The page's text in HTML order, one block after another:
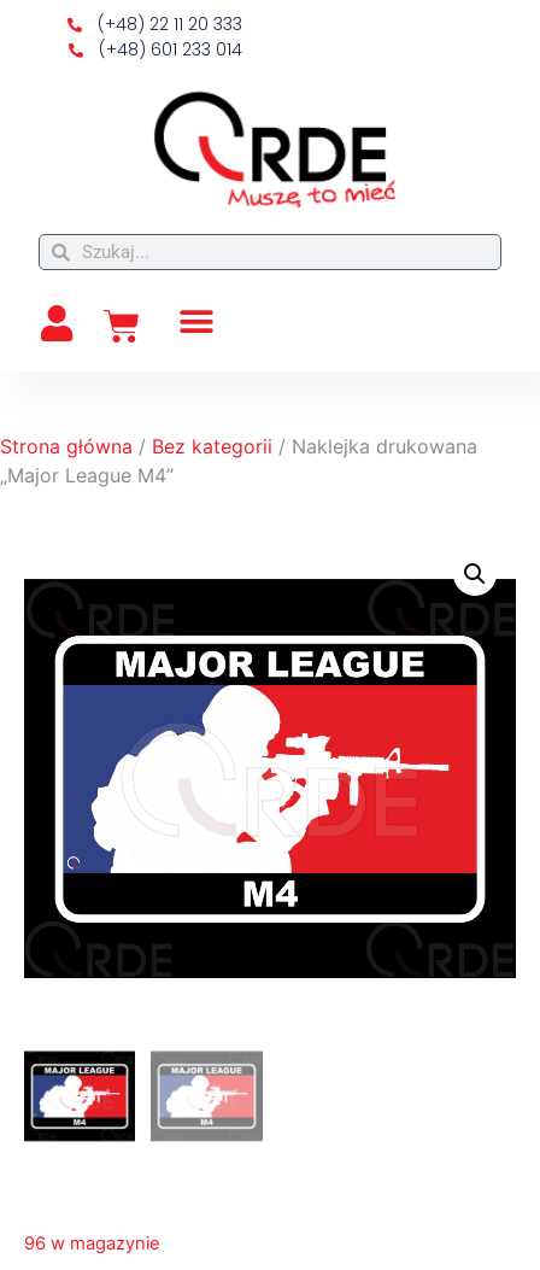
(+48) 22 11 20 333
(+48) 601 233 014
Strona główna / Bez kategorii / Naklejka drukowana
„Major League M4”
96 w magazynie